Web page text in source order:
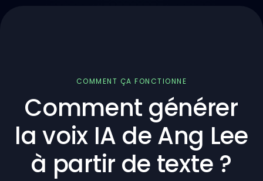
COMMENT ÇA FONCTIONNE
Comment générer
la voix IA de Ang Lee
à partir de texte ?